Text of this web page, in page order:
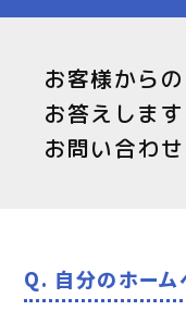
お客様から
お答えします
お問い合わ
Q. 自分のホーム